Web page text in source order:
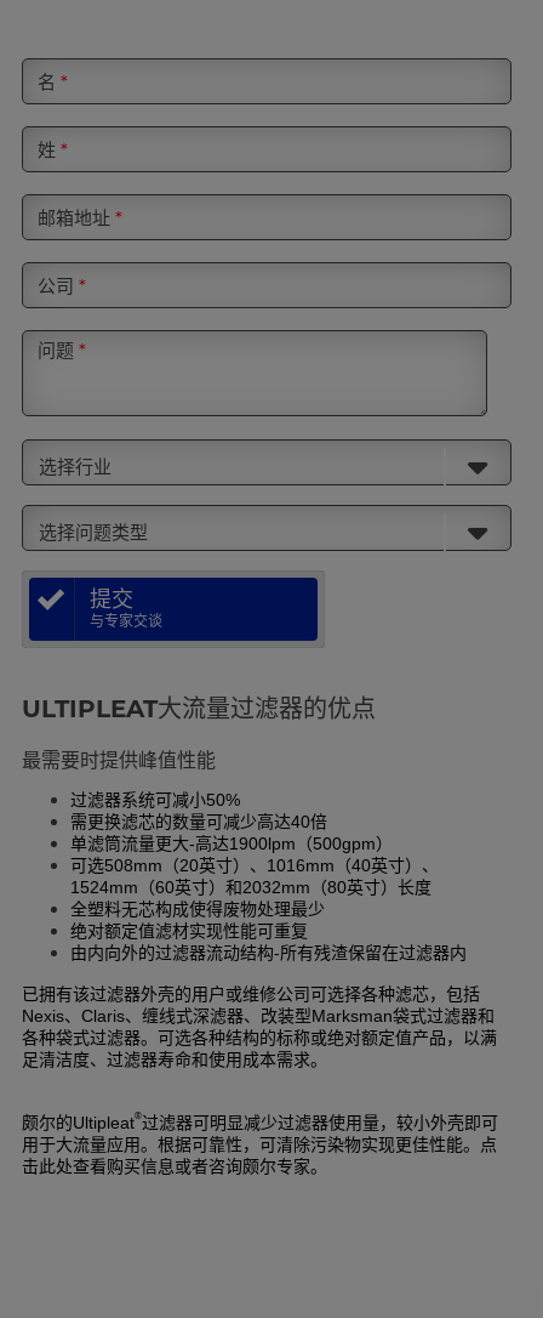
名 *
姓 *
邮箱地址 *
公司 *
问题*
选择行业
选择问题类型
提交
与专家交谈
ULTIPLEAT大流量过滤器的优点
最需要时提供峰值性能
过滤器系统可减小50%
需更换滤芯的数量可减少高达40倍
单滤筒流量更大-高达1900lpm （500gpm）
可选508mm （20英寸）、 1016mm （40英寸）、
1524mm （60英寸）和2032mm （80英寸）长度
全塑料无芯构成使得废物处理最少
绝对额定值滤材实现性能可重复
由内向外的过滤器流动结构-所有残渣保留在过滤器内
已拥有该过滤器外壳的用户或维修公司可选择各种滤芯，包括
Nexis、 Claris、缠线式深滤器、改装型Marksman袋式过滤器和
各种袋式过滤器。可选各种结构的标称或绝对额定值产品，以满
足清洁度、过滤器寿命和使用成本需求。
颇尔的Ultipleat®过滤器可明显减少过滤器使用量，较小外壳即可
用于大流量应用。根据可靠性，可清除污染物实现更佳性能。点
击此处查看购买信息或者咨询颇尔专家。